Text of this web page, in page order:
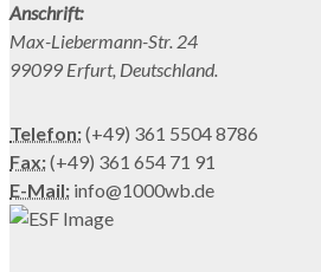
Anschrift:
Max-Liebermann-Str. 24
99099 Erfurt, Deutschland.
Telefon:(+49) 361 5504 8786
Fax:(+49) 361 654 71 91
E-Mail: info@1000wb.de